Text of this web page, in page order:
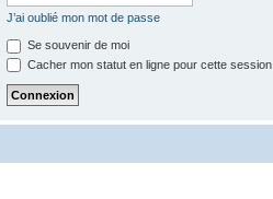
J’ai oublié mon mot de passe
Se souvenir de moi
Cacher mon statut en ligne pour cette session